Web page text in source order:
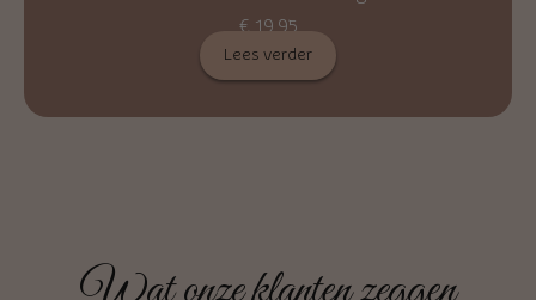
€19,95
Lees verder